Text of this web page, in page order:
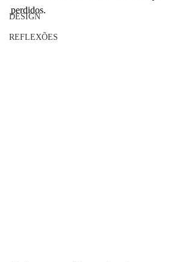
DESIGN
REFLEXÕES
perdidos.